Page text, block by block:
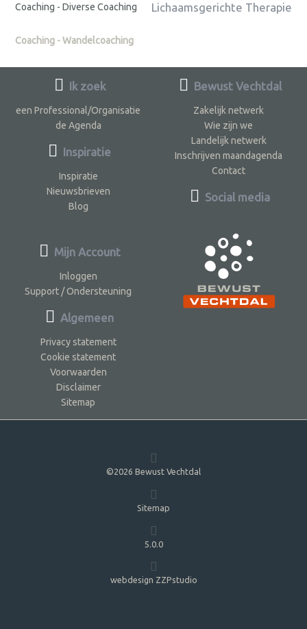
Coaching - Diverse Coaching Lichaamsgerichte Therapie
Coaching - Wandelcoaching
Ik zoek
een Professional/Organisatie
de Agenda
Inspiratie
Inspiratie
Nieuwsbrieven
Blog
Bewust Vechtdal
Zakelijk netwerk
Wie zijn we
Landelijk netwerk
Inschrijven maandagenda
Contact
Social media
Mijn Account
Inloggen
Support / Ondersteuning
Algemeen
Privacy statement
Cookie statement
Voorwaarden
Disclaimer
Sitemap
©2026 Bewust Vechtdal
Sitemap
5.0.0
webdesign ZZPstudio